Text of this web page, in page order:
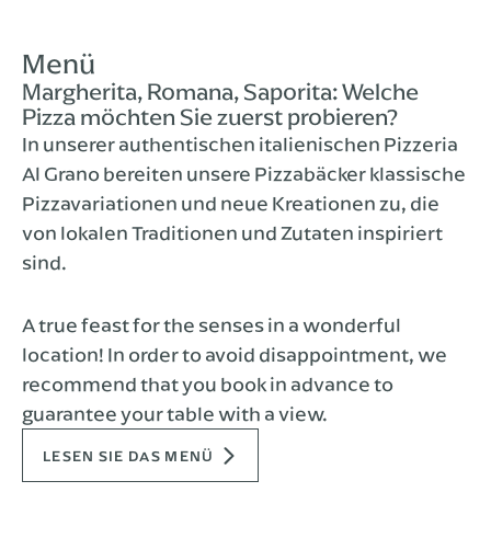
Menü
Margherita, Romana, Saporita: Welche
Pizza möchten Sie zuerst probieren?
In unserer authentischen italienischen Pizzeria
Al Grano bereiten unsere Pizzabäcker klassische
Pizzavariationen und neue Kreationen zu, die
von lokalen Traditionen und Zutaten inspiriert
sind.
A true feast for the senses in a wonderful
location! In order to avoid disappointment, we
recommend that you book in advance to
guarantee your table with a view.
LESEN SIE DAS MENÜ